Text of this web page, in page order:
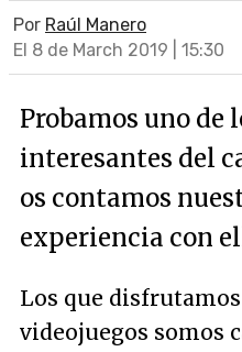
Por Raúl Manero
El 8 de March 2019 | 15:30
Probamos uno de
interesantes del
os contamos
experiencia con
Los que
videojuegos somos